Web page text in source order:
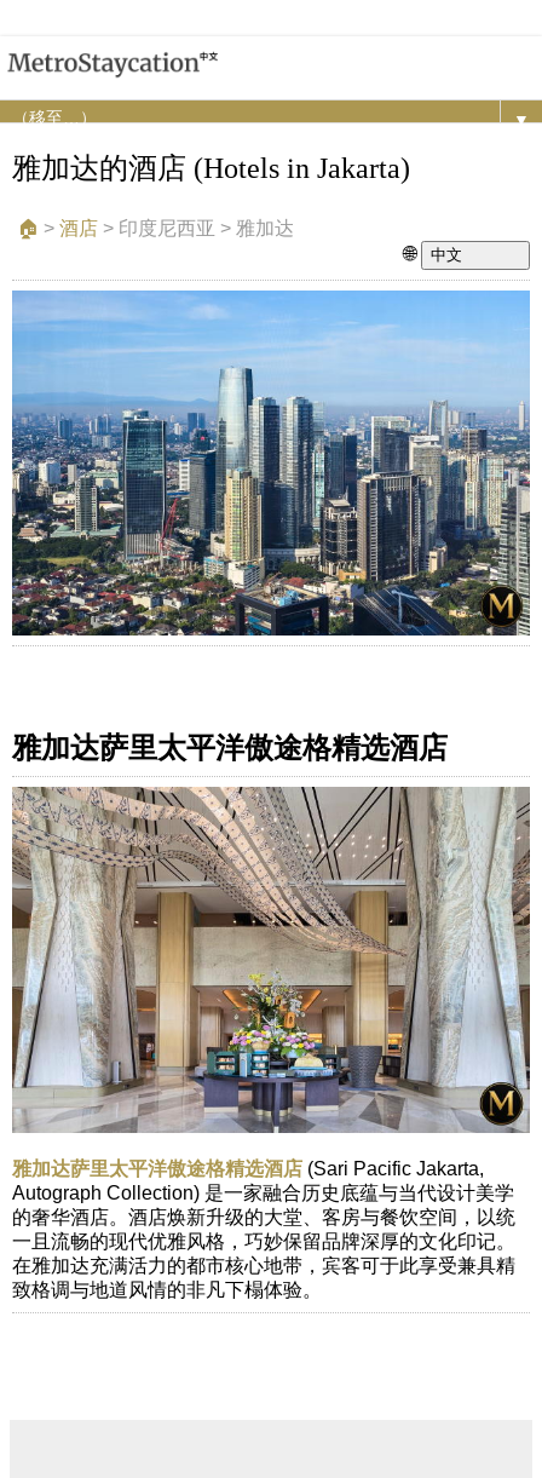
▼
雅加达的酒店 (Hotels in Jakarta)
🏠︎ > 酒店 > 印度尼西亚 > 雅加达
🌐
中文
雅加达萨里太平洋傲途格精选酒店
雅加达萨里太平洋傲途格精选酒店 (Sari Pacific Jakarta,
Autograph Collection) 是一家融合历史底蕴与当代设计美学
的奢华酒店。酒店焕新升级的大堂、客房与餐饮空间，以统
一且流畅的现代优雅风格，巧妙保留品牌深厚的文化印记。
在雅加达充满活力的都市核心地带，宾客可于此享受兼具精
致格调与地道风情的非凡下榻体验。